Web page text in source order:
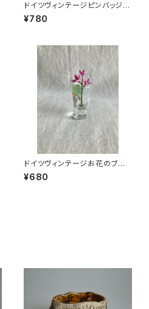
ドイツヴィンテージピンバッジ煙
突掃除人2
¥780
ドイツヴィンテージお花のブロ
ーチ56
¥680